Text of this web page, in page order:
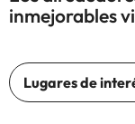
inmejorables